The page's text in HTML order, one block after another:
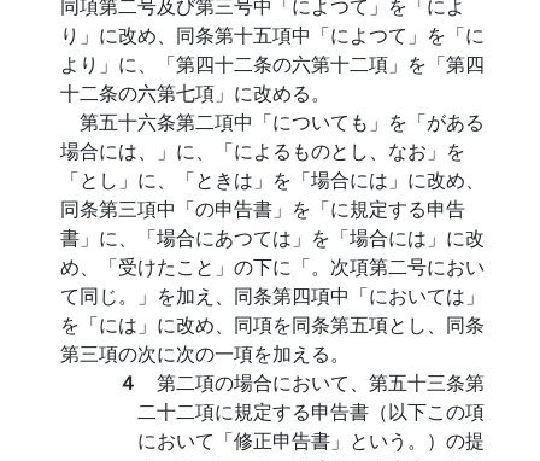
り」に改め、同条第十五項中「によつて」を「に
より」に、「第四十二条の六第十二項」を「第四
十二条の六第七項」に改める。
第五十六条第二項中「についても」を「がある
場合には、」に、「によるものとし、なお」を
「とし」に、「ときは」を「場合には」に改め、
同条第三項中「の申告書」を「に規定する申告
書」に、「場合にあつては」を「場合には」に改
め、「受けたこと」の下に「。次項第二号におい
て同じ。」を加え、同条第四項中「においては」
を「には」に改め、同項を同条第五項とし、同条
第三項の次に次の一項を加える。
４ 第二項の場合において、第五十三条第
二十二項に規定する申告書（以下この項
において「修正申告書」という。）の提